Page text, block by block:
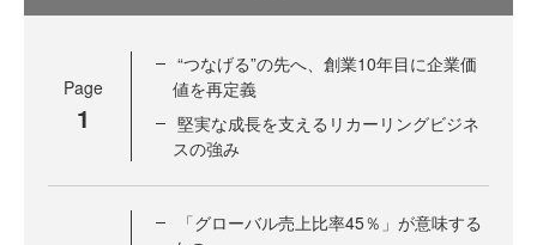
Page
1
“つなげる”の先へ、創業10年目に企業価
値を再定義
堅実な成長を支えるリカーリングビジネ
スの強み
「グローバル売上比率45％」が意味する